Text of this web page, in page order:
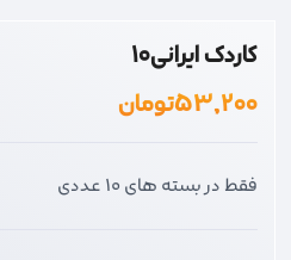
کاردک ایرانی10
۵۳,۲۰۰تومان
فقط در بسته های 10 عددی